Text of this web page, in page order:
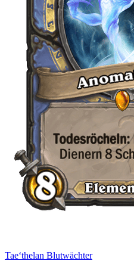
Tae‘thelan Blutwächter